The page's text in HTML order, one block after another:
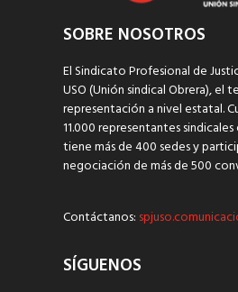
SOBRE NOSOTROS
El Sindicato Profesional de
USO (Unión sindical Obrera), el
representación a nivel estatal.
11.000 representantes
tiene más de 400 sedes y
negociación de más de 500
Contáctanos:
SÍGUENOS